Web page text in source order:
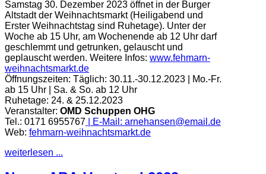
Samstag 30. Dezember 2023 öffnet in der Burger
Altstadt der Weihnachtsmarkt (Heiligabend und
Erster Weihnachtstag sind Ruhetage). Unter der
Woche ab 15 Uhr, am Wochenende ab 12 Uhr darf
geschlemmt und getrunken, gelauscht und
geplauscht werden. Weitere Infos: www.fehmarn-
weihnachtsmarkt.de
Öffnungszeiten: Täglich: 30.11.-30.12.2023 | Mo.-Fr.
ab 15 Uhr | Sa. & So. ab 12 Uhr
Ruhetage: 24. & 25.12.2023
Veranstalter: OMD Schuppen OHG
Tel.: 0171 6955767 | E-Mail: arnehansen@email.de
Web: fehmarn-weihnachtsmarkt.de
weiterlesen ...